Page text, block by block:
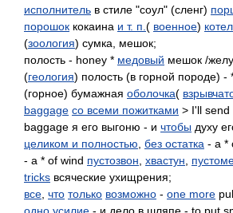
исполнитель в стиле "соул" (сленг)
порошок кокаина и т. п. ( военное) котел
(зоология) сумка, мешок;
полость - honey * медовый мешок /
(геология) полость (в горной породе) -
(горное) бумажная оболочка(
baggage со всеми пожитками > I'll send
baggage я его выгоню - и чтобы духу
целиком и полностью без остатка - a *
- a * of wind пустозвон хвастун
tricks всяческие ухищрения;
все что только возможно - one more